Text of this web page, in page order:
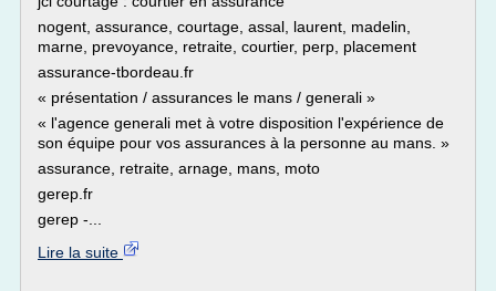
nogent, assurance, courtage, assal, laurent, madelin,
marne, prevoyance, retraite, courtier, perp, placement
assurance-tbordeau.fr
« présentation / assurances le mans / generali »
« l'agence generali met à votre disposition l'expérience de
son équipe pour vos assurances à la personne au mans. »
assurance, retraite, arnage, mans, moto
gerep.fr
gerep -...
Lire la suite